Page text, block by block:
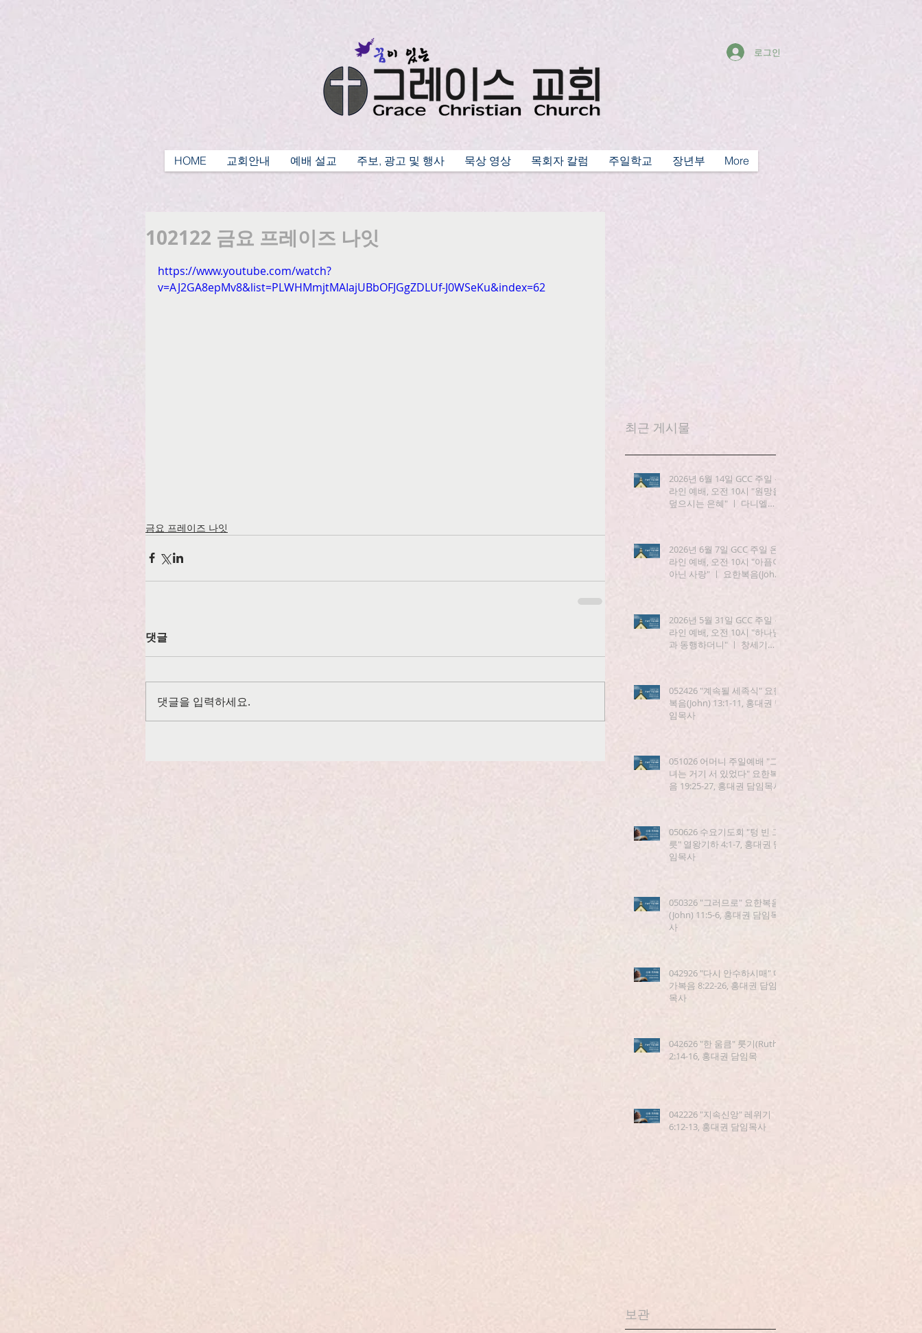
로그인
HOME 교회안내 예배 설교 주보, 광고 및 행사 묵상 영상 목회자 칼럼 주일학교 장년부 More
102122 금요 프레이즈 나잇
https://www.youtube.com/watch?
v=AJ2GA8epMv8&list=PLWHMmjtMAIajUBbOFJGgZDLUf-J0WSeKu&index=62
금요 프레이즈 나잇
댓글
댓글을 입력하세요.
최근 게시물
2026년 6월 14일 GCC 주일 온
라인 예배, 오전 10시 "원망을
덮으시는 은혜" ㅣ 다니엘
2026년 6월 7일 GCC 주일 온
라인 예배, 오전 10시 "아픔이
아닌 사랑" ㅣ 요한복음(John)
2026년 5월 31일 GCC 주일 온
라인 예배, 오전 10시 "하나님
과 동행하더니" ㅣ 창세기
052426 "계속될 세족식" 요한
복음(John) 13:1-11, 홍대권 담
임목사
051026 어머니 주일예배 "그
녀는 거기 서 있었다" 요한복
음 19:25-27, 홍대권 담임목사
050626 수요기도회 "텅 빈 그
릇" 열왕기하 4:1-7, 홍대권 담
임목사
050326 "그러므로" 요한복음
(John) 11:5-6, 홍대권 담임목
사
042926 "다시 안수하시매" 마
가복음 8:22-26, 홍대권 담임
목사
042626 "한 움큼" 룻기(Ruth)
2:14-16, 홍대권 담임목
042226 "지속신앙" 레위기
6:12-13, 홍대권 담임목사
보관